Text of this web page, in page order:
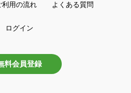
利用の流れ よくある質問
ログイン
料会員登録